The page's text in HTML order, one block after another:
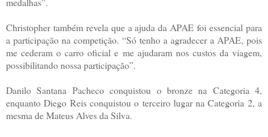
Christopher também revela que a ajuda da APAE foi essencial para
a participação na competição. “Só tenho a agradecer a APAE, pois
me cederam o carro oficial e me ajudaram nos custos da viagem,
possibilitando nossa participação”.
Danilo Santana Pacheco conquistou o bronze na Categoria 4,
enquanto Diego Reis conquistou o terceiro lugar na Categoria 2, a
mesma de Mateus Alves da Silva.